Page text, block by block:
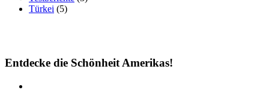
Türkei (5)
Entdecke die Schönheit Amerikas!